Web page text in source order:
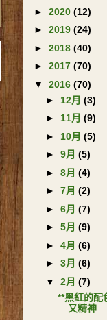
► 2020 (12)
► 2019 (24)
► 2018 (40)
► 2017 (70)
▼ 2016 (70)
► 12月 (3)
► 11月 (9)
► 10月 (5)
► 9月 (5)
► 8月 (4)
► 7月 (2)
► 6月 (7)
► 5月 (9)
► 4月 (6)
► 3月 (6)
▼ 2月 (7)
**黑紅的配
又精神